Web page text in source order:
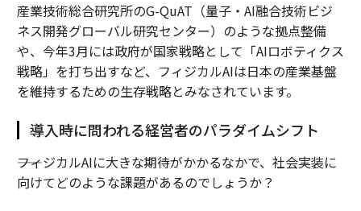
産業技術総合研究所のG-QuAT（量子・AI融合技術ビジ
ネス開発グローバル研究センター）のような拠点整備
や、今年3月には政府が国家戦略として「AIロボティクス
戦略」を打ち出すなど、フィジカルAIは日本の産業基盤
を維持するための生存戦略とみなされています。
導入時に問われる経営者のパラダイムシフト
――フィジカルAIに大きな期待がかかるなかで、社会実装に
向けてどのような課題があるのでしょうか？